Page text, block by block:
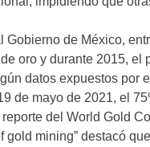
Gobierno de México,
oro y durante 2015, el
datos expuestos por
de mayo de 2021, el
del World Gold
gold mining” destacó